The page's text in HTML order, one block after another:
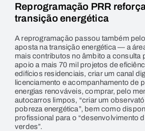
Reprogramação PRR
transição energética
A reprogramação passou também
aposta na transição energética — a
mais contributos no âmbito a consulta
apoio a mais 70 mil projetos de
edifícios residenciais, criar um canal
licenciamento e acompanhamento de
energias renováveis, comprar, pelo
autocarros limpos, “criar um
pobreza energética”, bem como
profissional para o “desenvolvimento
verdes”.